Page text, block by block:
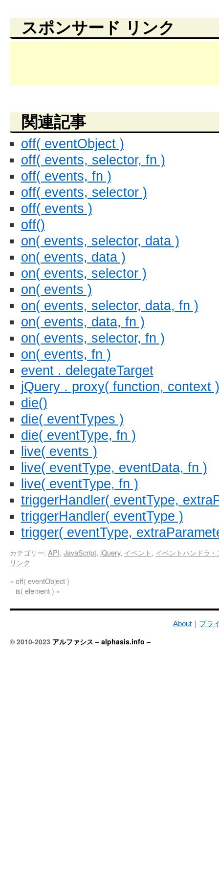
スポンサード リンク
関連記事
off( eventObject )
off( events, selector, fn )
off( events, fn )
off( events, selector )
off( events )
off()
on( events, selector, data )
on( events, data )
on( events, selector )
on( events )
on( events, selector, data, fn )
on( events, data, fn )
on( events, selector, fn )
on( events, fn )
event . delegateTarget
jQuery . proxy( function, context )
die()
die( eventTypes )
die( eventType, fn )
live( events )
live( eventType, eventData, fn )
live( eventType, fn )
triggerHandler( eventType,
triggerHandler( eventType )
trigger( eventType,
カテゴリー: API, JavaScript, jQuery, イベント, イベントハンドラ
リンク
« off( eventObject )
is( element ) »
About｜ プラ
© 2010-2023 アルファシス – alphasis.info –